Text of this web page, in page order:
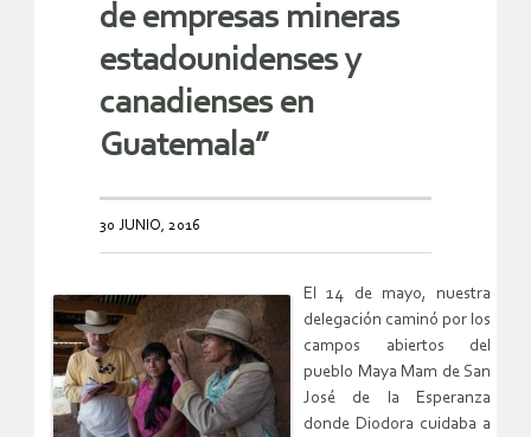
de empresas mineras
estadounidenses y
canadienses en
Guatemala”
30 JUNIO, 2016
El 14 de mayo, nuestra
delegación caminó por los
campos abiertos del
pueblo Maya Mam de San
José de la Esperanza
donde Diodora cuidaba a